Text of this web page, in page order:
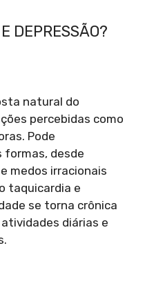
DEPRESSÃO?
natural do
percebidas como
Pode
formas, desde
medos irracionais
taquicardia e
se torna crônica
diárias e